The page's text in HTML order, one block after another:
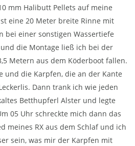
mm Halibutt Pellets auf meine
eine 20 Meter breite Rinne mit
bei einer sonstigen Wassertiefe
die Montage ließ ich bei der
Metern aus dem Köderboot fallen.
und die Karpfen, die an der Kante
Dann trank ich wie jeden
Betthupferl Alster und legte
05 Uhr schreckte mich dann das
meines RX aus dem Schlaf und ich
sein, was mir der Karpfen mit